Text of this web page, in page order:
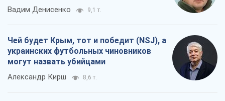
Вадим Денисенко 9,1 т.
Чей будет Крым, тот и победит (NSJ), а
украинских футбольных чиновников
могут назвать убийцами
Александр Кирш 8,6 т.